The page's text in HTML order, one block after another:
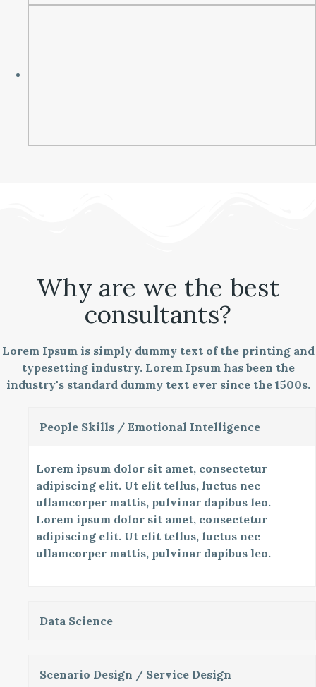
Why are we the best
consultants?
Lorem Ipsum is simply dummy text of the printing and
typesetting industry. Lorem Ipsum has been the
industry's standard dummy text ever since the 1500s.
People Skills / Emotional Intelligence
Lorem ipsum dolor sit amet, consectetur
adipiscing elit. Ut elit tellus, luctus nec
ullamcorper mattis, pulvinar dapibus leo.
Lorem ipsum dolor sit amet, consectetur
adipiscing elit. Ut elit tellus, luctus nec
ullamcorper mattis, pulvinar dapibus leo.
Data Science
Scenario Design / Service Design